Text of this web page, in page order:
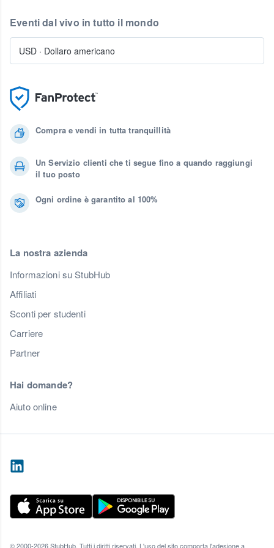
Compra e vendi in tutta tranquillità
Un Servizio clienti che ti segue fino a quando raggiungi
il tuo posto
Ogni ordine è garantito al 100%
La nostra azienda
Informazioni su StubHub
Affiliati
Sconti per studenti
Carriere
Partner
Hai domande?
Aiuto online
Eventi dal vivo in tutto il mondo
USD · Dollaro americano
© 2000-2026 StubHub. Tutti i diritti riservati. L'uso del sito comporta l'adesione a